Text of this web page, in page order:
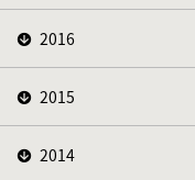
2016
2015
2014